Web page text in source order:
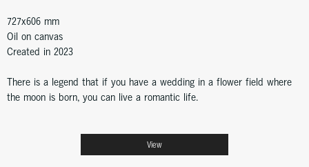
727x606 mm
Oil on canvas
Created in 2023
There is a legend that if you have a wedding in a flower field where
the moon is born, you can live a romantic life.
View